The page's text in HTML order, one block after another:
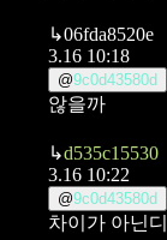
↳06fda8520e
3.16 10:18
@9c0d43580d
않을까
↳d535c15530
3.16 10:22
@9c0d43580d
차이가 아닌디